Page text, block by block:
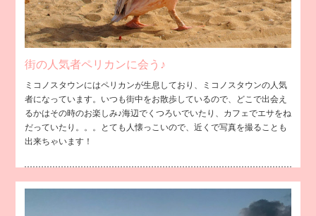
街の人気者ペリカンに会う♪
ミコノスタウンにはペリカンが生息しており、ミコノスタウンの人気
者になっています。いつも街中をお散歩しているので、どこで出会え
るかはその時のお楽しみ♪海辺でくつろいでいたり、カフェでエサをね
だっていたり。。。とても人懐っこいので、近くで写真を撮ることも
出来ちゃいます！